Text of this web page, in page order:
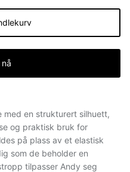
med en strukturert silhuett,
og praktisk bruk for
på plass av et elastisk
som de beholder en
tilpasser Andy seg